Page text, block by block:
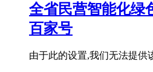
全省民营智能化绿
百家号
由于此的设置,我们无法提供